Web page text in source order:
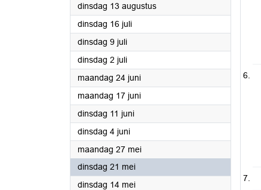
dinsdag 13 augustus2024
dinsdag 16 juli2024
dinsdag 9 juli2024
dinsdag 2 juli2024
maandag 24 juni2024
maandag 17 juni2024
dinsdag 11 juni2024
dinsdag 4 juni2024
maandag 27 mei2024
dinsdag 21 mei2024
dinsdag 14 mei2024